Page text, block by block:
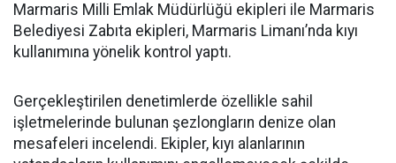
Marmaris Milli Emlak Müdürlüğü ekipleri ile Marmaris
Belediyesi Zabıta ekipleri, Marmaris Limanı’nda kıyı
kullanımına yönelik kontrol yaptı.
Gerçekleştirilen denetimlerde özellikle sahil
işletmelerinde bulunan şezlongların denize olan
mesafeleri incelendi. Ekipler, kıyı alanlarının